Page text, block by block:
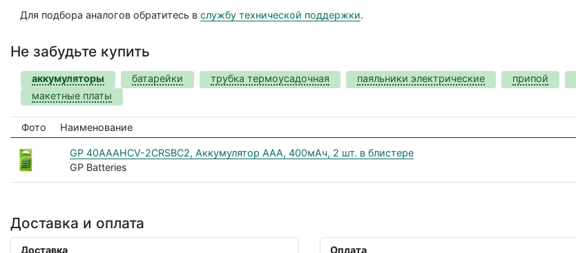
Для подбора аналогов обратитесь вслужбу технической поддержки.
Не забудьте купить
аккумуляторы батарейки трубка термоусадочная паяльники электрические припой
макетные платы
Фото Наименование
GP 40AAAHCV-2CRSBC2, Аккумулятор AAA, 400мАч, 2 шт. в блистере
GP Batteries
Доставка и оплата
Доставка
Оплата